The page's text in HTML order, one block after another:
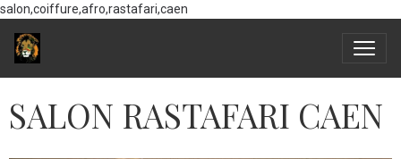
salon,coiffure,afro,rastafari,caen
SALON RASTAFARI CAEN